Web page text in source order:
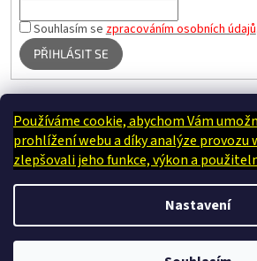
Používáme cookie, abychom Vám
prohlížení webu a díky analýze provozu
zlepšovali jeho funkce, výkon a
Nastavení
Souhlasím se zpracováním osobních údajů
PŘIHLÁSIT SE
Terapie Kamínek - Dotek, který
Vytvořil Shoptet